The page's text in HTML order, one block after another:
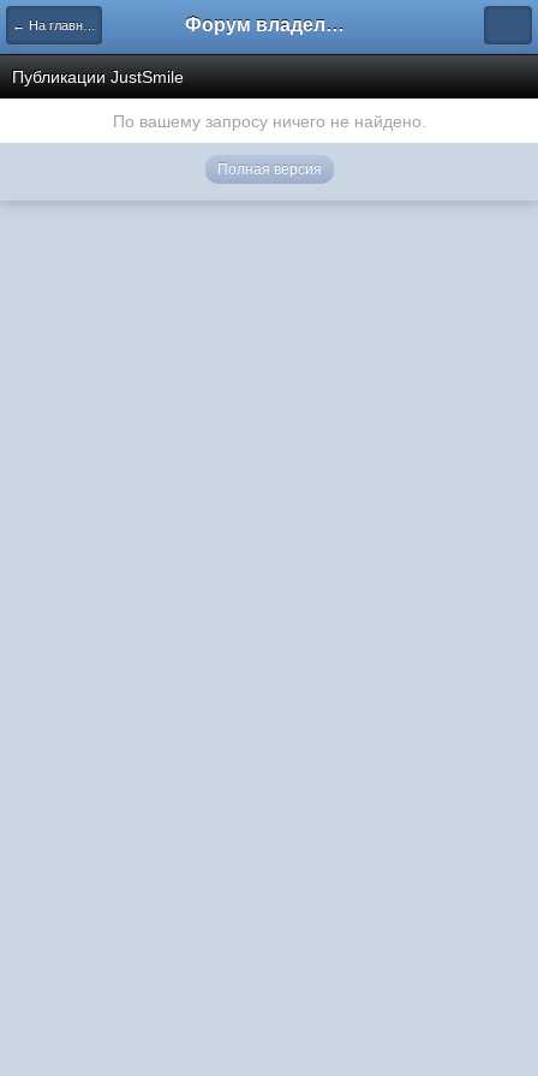
← На главную Форум владельцев интернет-магазинов
Публикации JustSmile
По вашему запросу ничего не найдено.
Полная версия